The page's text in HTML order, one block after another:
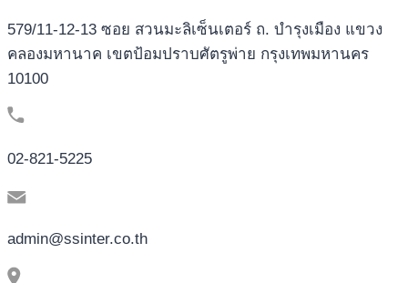
579/11-12-13 ซอย สวนมะลิเซ็นเตอร์ ถ. บำรุงเมือง แขวง
คลองมหานาค เขตป้อมปราบศัตรูพ่าย กรุงเทพมหานคร
10100
02-821-5225
admin@ssinter.co.th